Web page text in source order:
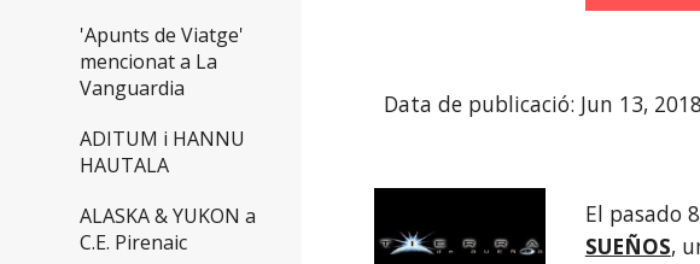
'Apunts de Viatge'
mencionat a La
Vanguardia
ADITUM i HANNU
HAUTALA
ALASKA & YUKON a
C.E. Pirenaic
Data de publicació: Jun 13,
El pasado
SUEÑOS,